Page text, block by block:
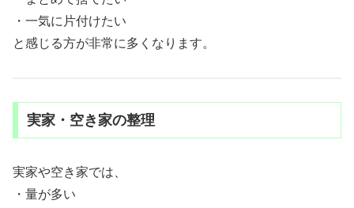
・一気に片付けたい
と感じる方が非常に多くなります。
実家・空き家の整理
実家や空き家では、
・量が多い